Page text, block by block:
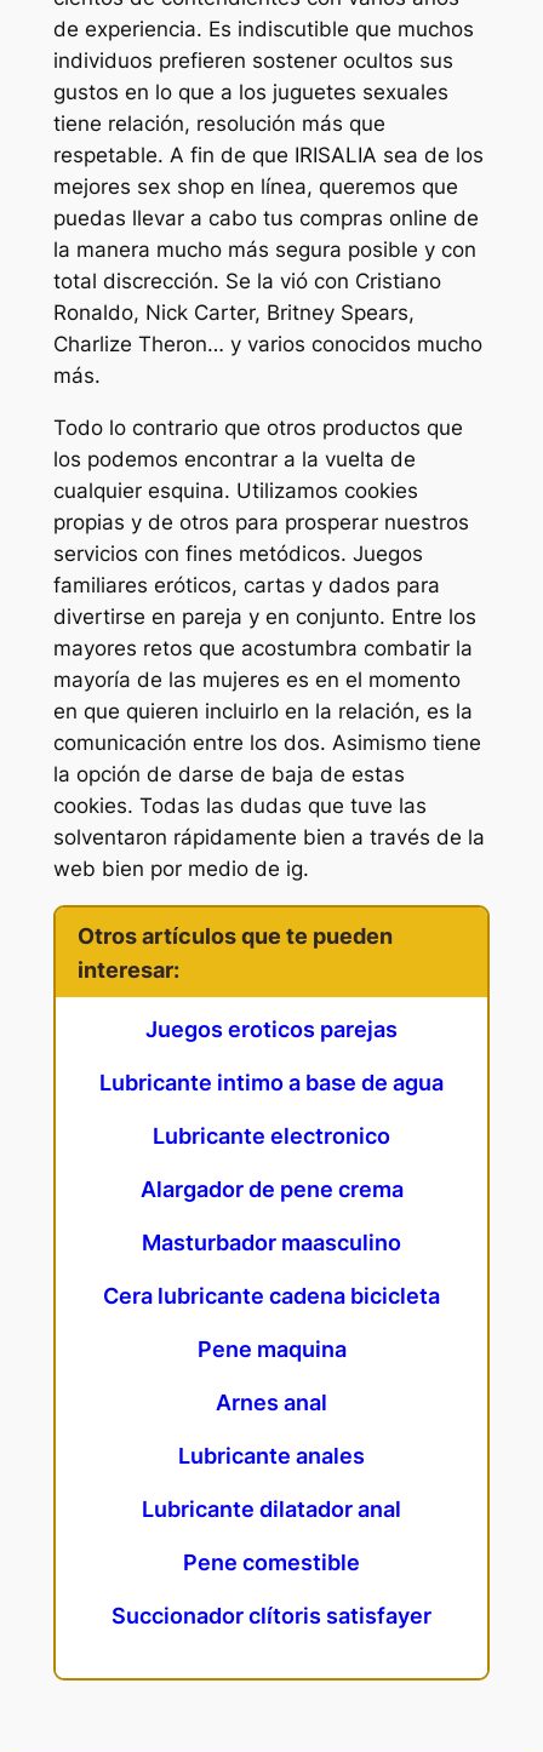
de experiencia. Es indiscutible que muchos
individuos prefieren sostener ocultos sus
gustos en lo que a los juguetes sexuales
tiene relación, resolución más que
respetable. A fin de que IRISALIA sea de los
mejores sex shop en línea, queremos que
puedas llevar a cabo tus compras online de
la manera mucho más segura posible y con
total discrección. Se la vió con Cristiano
Ronaldo, Nick Carter, Britney Spears,
Charlize Theron… y varios conocidos mucho
más.
Todo lo contrario que otros productos que
los podemos encontrar a la vuelta de
cualquier esquina. Utilizamos cookies
propias y de otros para prosperar nuestros
servicios con fines metódicos. Juegos
familiares eróticos, cartas y dados para
divertirse en pareja y en conjunto. Entre los
mayores retos que acostumbra combatir la
mayoría de las mujeres es en el momento
en que quieren incluirlo en la relación, es la
comunicación entre los dos. Asimismo tiene
la opción de darse de baja de estas
cookies. Todas las dudas que tuve las
solventaron rápidamente bien a través de la
web bien por medio de ig.
Otros artículos que te pueden
interesar:
Juegos eroticos parejas
Lubricante intimo a base de agua
Lubricante electronico
Alargador de pene crema
Masturbador maasculino
Cera lubricante cadena bicicleta
Pene maquina
Arnes anal
Lubricante anales
Lubricante dilatador anal
Pene comestible
Succionador clítoris satisfayer